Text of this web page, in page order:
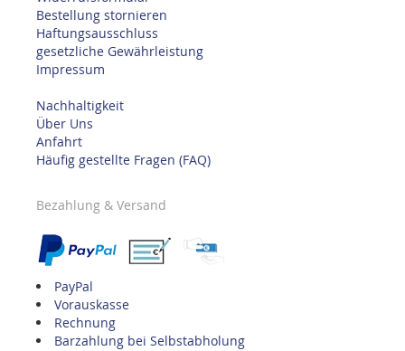
Bestellung stornieren
Haftungsausschluss
gesetzliche Gewährleistung
Impressum
Nachhaltigkeit
Über Uns
Anfahrt
Häufig gestellte Fragen (FAQ)
Bezahlung & Versand
PayPal
Vorauskasse
Rechnung
Barzahlung bei Selbstabholung